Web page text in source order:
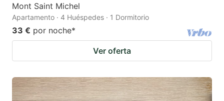
Mont Saint Michel
Apartamento · 4 Huéspedes · 1 Dormitorio
33 € por noche*
Ver oferta